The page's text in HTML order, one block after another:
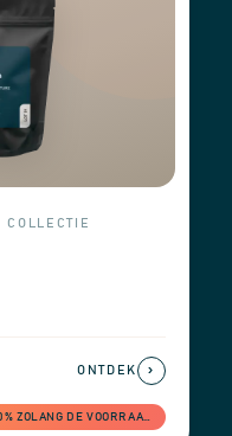
COLLECTIE
ONTDEK ›